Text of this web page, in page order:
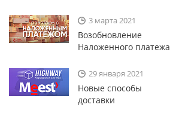
3 марта 2021
Возобновление
Наложенного платежа
29 января 2021
Новые способы
доставки